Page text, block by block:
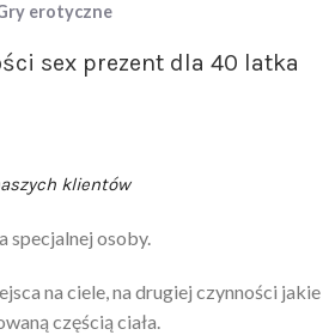
erotyczne
sex prezent dla 40 latka
klientów
specjalnej osoby.
na ciele, na drugiej czynności jakie
częścią ciała.